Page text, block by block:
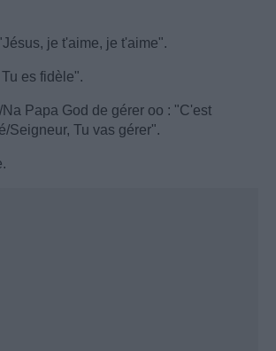
je t'aime, je t'aime".
es fidèle".
Papa God de gérer oo : "C'est
Seigneur, Tu vas gérer".